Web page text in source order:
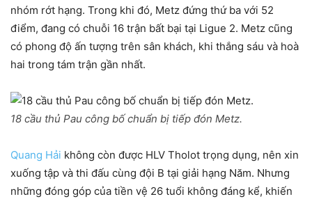
nhóm rớt hạng. Trong khi đó, Metz đứng thứ ba với 52
điểm, đang có chuỗi 16 trận bất bại tại Ligue 2. Metz cũng
có phong độ ấn tượng trên sân khách, khi thắng sáu và hoà
hai trong tám trận gần nhất.
18 cầu thủ Pau công bố chuẩn bị tiếp đón Metz.
Quang Hải không còn được HLV Tholot trọng dụng, nên xin
xuống tập và thi đấu cùng đội B tại giải hạng Năm. Nhưng
những đóng góp của tiền vệ 26 tuổi không đáng kể, khiến